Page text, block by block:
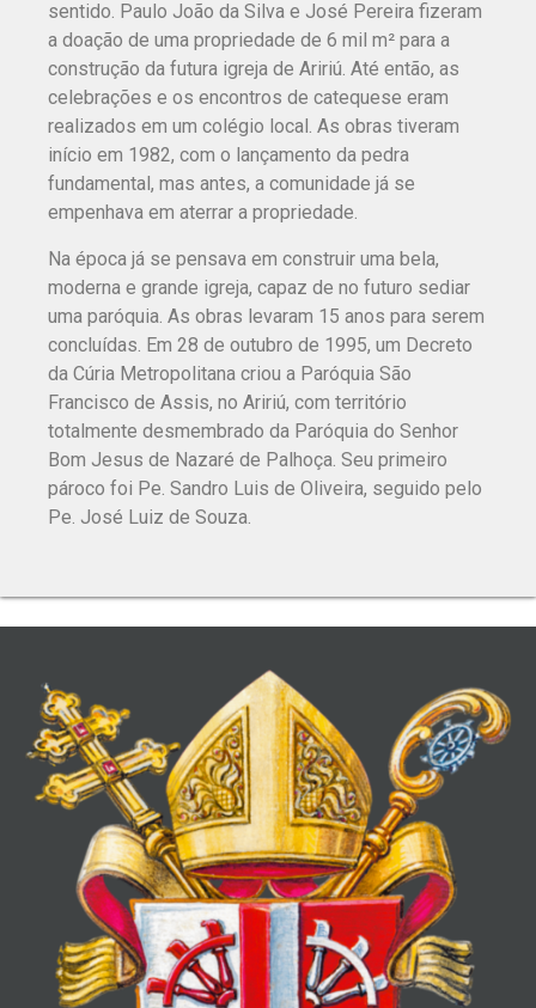
sentido. Paulo João da Silva e José Pereira fizeram
a doação de uma propriedade de 6 mil m² para a
construção da futura igreja de Aririú. Até então, as
celebrações e os encontros de catequese eram
realizados em um colégio local. As obras tiveram
início em 1982, com o lançamento da pedra
fundamental, mas antes, a comunidade já se
empenhava em aterrar a propriedade.
Na época já se pensava em construir uma bela,
moderna e grande igreja, capaz de no futuro sediar
uma paróquia. As obras levaram 15 anos para serem
concluídas. Em 28 de outubro de 1995, um Decreto
da Cúria Metropolitana criou a Paróquia São
Francisco de Assis, no Aririú, com território
totalmente desmembrado da Paróquia do Senhor
Bom Jesus de Nazaré de Palhoça. Seu primeiro
pároco foi Pe. Sandro Luis de Oliveira, seguido pelo
Pe. José Luiz de Souza.